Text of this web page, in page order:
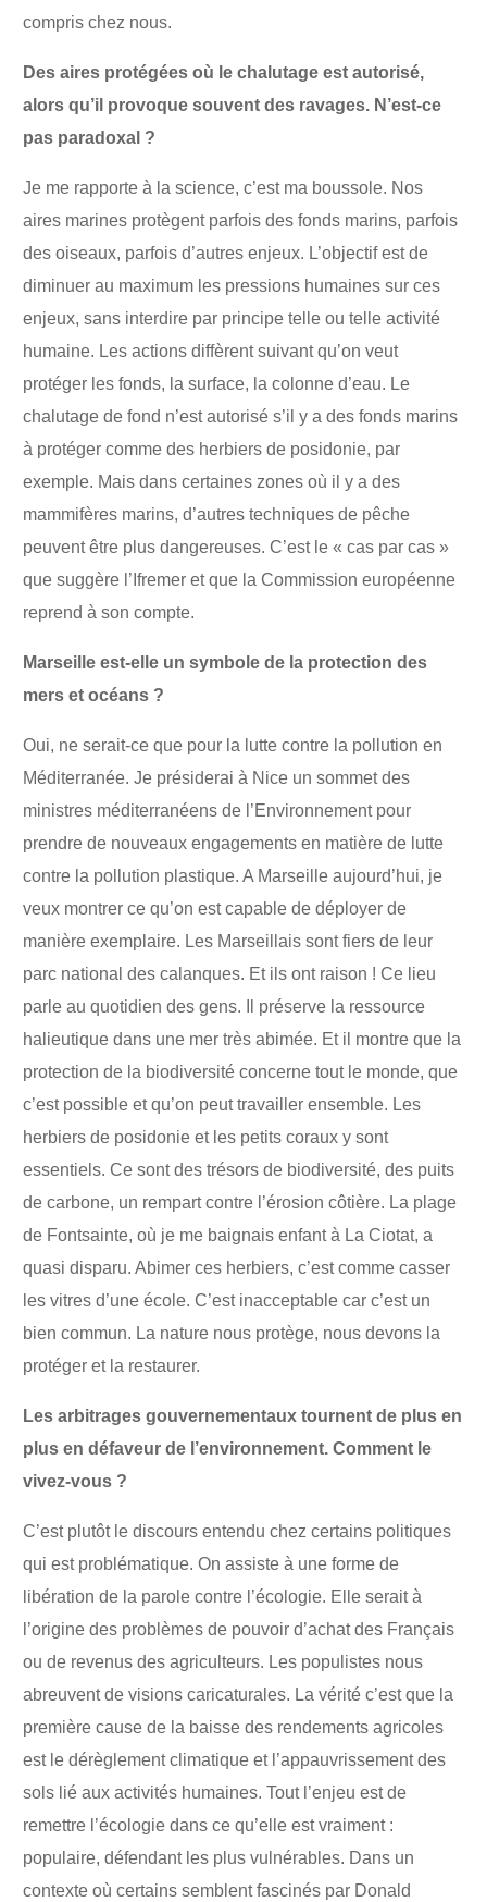
compris chez nous.
Des aires protégées où le chalutage est autorisé,
alors qu’il provoque souvent des ravages. N’est-ce
pas paradoxal ?
Je me rapporte à la science, c’est ma boussole. Nos
aires marines protègent parfois des fonds marins, parfois
des oiseaux, parfois d’autres enjeux. L’objectif est de
diminuer au maximum les pressions humaines sur ces
enjeux, sans interdire par principe telle ou telle activité
humaine. Les actions diffèrent suivant qu’on veut
protéger les fonds, la surface, la colonne d’eau. Le
chalutage de fond n’est autorisé s’il y a des fonds marins
à protéger comme des herbiers de posidonie, par
exemple. Mais dans certaines zones où il y a des
mammifères marins, d’autres techniques de pêche
peuvent être plus dangereuses. C’est le « cas par cas »
que suggère l’Ifremer et que la Commission européenne
reprend à son compte.
Marseille est-elle un symbole de la protection des
mers et océans ?
Oui, ne serait-ce que pour la lutte contre la pollution en
Méditerranée. Je présiderai à Nice un sommet des
ministres méditerranéens de l’Environnement pour
prendre de nouveaux engagements en matière de lutte
contre la pollution plastique. A Marseille aujourd’hui, je
veux montrer ce qu’on est capable de déployer de
manière exemplaire. Les Marseillais sont fiers de leur
parc national des calanques. Et ils ont raison ! Ce lieu
parle au quotidien des gens. Il préserve la ressource
halieutique dans une mer très abimée. Et il montre que la
protection de la biodiversité concerne tout le monde, que
c’est possible et qu’on peut travailler ensemble. Les
herbiers de posidonie et les petits coraux y sont
essentiels. Ce sont des trésors de biodiversité, des puits
de carbone, un rempart contre l’érosion côtière. La plage
de Fontsainte, où je me baignais enfant à La Ciotat, a
quasi disparu. Abimer ces herbiers, c’est comme casser
les vitres d’une école. C’est inacceptable car c’est un
bien commun. La nature nous protège, nous devons la
protéger et la restaurer.
Les arbitrages gouvernementaux tournent de plus en
plus en défaveur de l’environnement. Comment le
vivez-vous ?
C’est plutôt le discours entendu chez certains politiques
qui est problématique. On assiste à une forme de
libération de la parole contre l’écologie. Elle serait à
l’origine des problèmes de pouvoir d’achat des Français
ou de revenus des agriculteurs. Les populistes nous
abreuvent de visions caricaturales. La vérité c’est que la
première cause de la baisse des rendements agricoles
est le dérèglement climatique et l’appauvrissement des
sols lié aux activités humaines. Tout l’enjeu est de
remettre l’écologie dans ce qu’elle est vraiment :
populaire, défendant les plus vulnérables. Dans un
contexte où certains semblent fascinés par Donald